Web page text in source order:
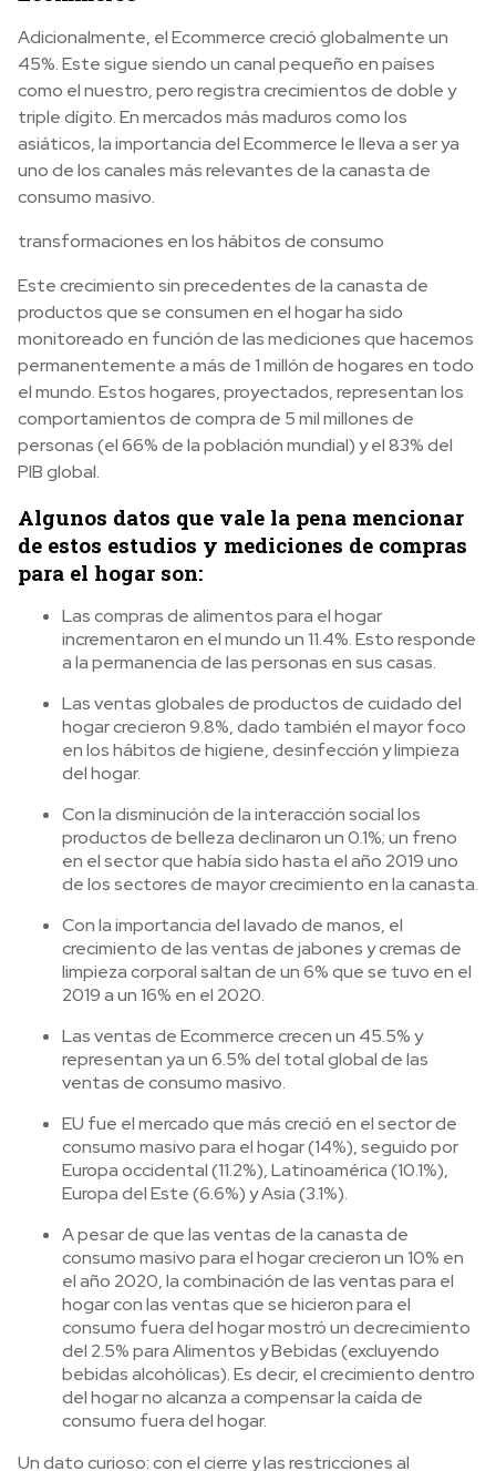
Adicionalmente, el Ecommerce creció globalmente un
45%. Este sigue siendo un canal pequeño en países
como el nuestro, pero registra crecimientos de doble y
triple dígito. En mercados más maduros como los
asiáticos, la importancia del Ecommerce le lleva a ser ya
uno de los canales más relevantes de la canasta de
consumo masivo.
transformaciones en los hábitos de consumo
Este crecimiento sin precedentes de la canasta de
productos que se consumen en el hogar ha sido
monitoreado en función de las mediciones que hacemos
permanentemente a más de 1 millón de hogares en todo
el mundo. Estos hogares, proyectados, representan los
comportamientos de compra de 5 mil millones de
personas (el 66% de la población mundial) y el 83% del
PIB global.
Algunos datos que vale la pena mencionar
de estos estudios y mediciones de compras
para el hogar son:
Las compras de alimentos para el hogar
incrementaron en el mundo un 11.4%. Esto responde
a la permanencia de las personas en sus casas.
Las ventas globales de productos de cuidado del
hogar crecieron 9.8%, dado también el mayor foco
en los hábitos de higiene, desinfección y limpieza
del hogar.
Con la disminución de la interacción social los
productos de belleza declinaron un 0.1%; un freno
en el sector que había sido hasta el año 2019 uno
de los sectores de mayor crecimiento en la canasta.
Con la importancia del lavado de manos, el
crecimiento de las ventas de jabones y cremas de
limpieza corporal saltan de un 6% que se tuvo en el
2019 a un 16% en el 2020.
Las ventas de Ecommerce crecen un 45.5% y
representan ya un 6.5% del total global de las
ventas de consumo masivo.
EU fue el mercado que más creció en el sector de
consumo masivo para el hogar (14%), seguido por
Europa occidental (11.2%), Latinoamérica (10.1%),
Europa del Este (6.6%) y Asia (3.1%).
A pesar de que las ventas de la canasta de
consumo masivo para el hogar crecieron un 10% en
el año 2020, la combinación de las ventas para el
hogar con las ventas que se hicieron para el
consumo fuera del hogar mostró un decrecimiento
del 2.5% para Alimentos y Bebidas (excluyendo
bebidas alcohólicas). Es decir, el crecimiento dentro
del hogar no alcanza a compensar la caída de
consumo fuera del hogar.
Un dato curioso: con el cierre y las restricciones al